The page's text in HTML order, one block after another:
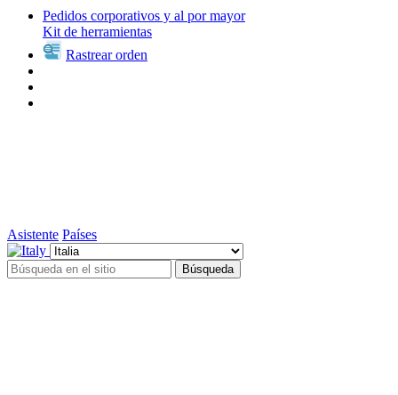
Pedidos corporativos y al por mayor
Kit de herramientas
Rastrear orden
Asistente Países
Búsqueda